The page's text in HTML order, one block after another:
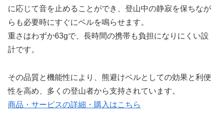
に応じて音を止めることができ、登山中の静寂を保ちなが
らも必要時にすぐにベルを鳴らせます。
重さはわずか63gで、長時間の携帯も負担になりにくい設
計です。
その品質と機能性により、熊避けベルとしての効果と利便
性を高め、多くの登山者から支持されています。
商品・サービスの詳細・購入はこちら